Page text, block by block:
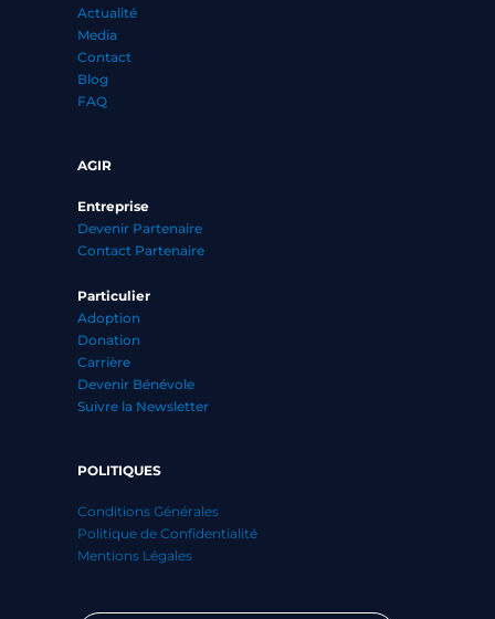
Actualité
Media
Contact
Blog
FAQ
AGIR
Entreprise
Devenir Partenaire
Contact Partenaire
Particulier
Adoption
Donation
Carrière
Devenir Bénévole
Suivre la Newsletter
POLITIQUES
Conditions Générales
Politique de Confidentialité
Mentions Légales